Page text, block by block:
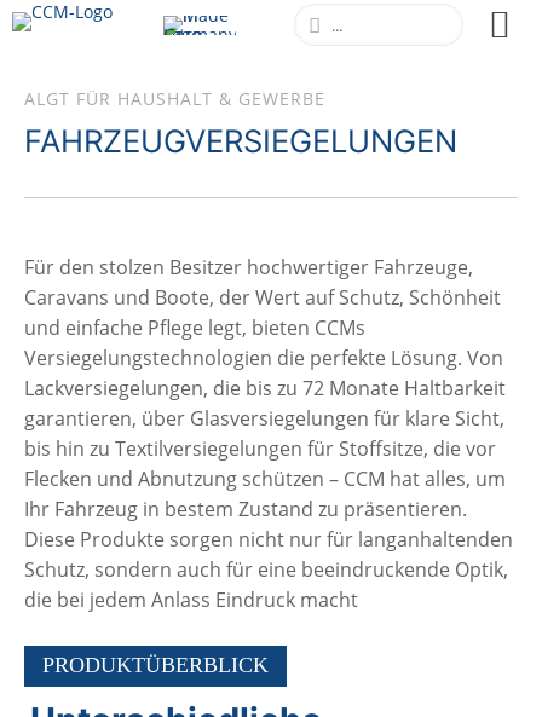
ALGT FÜR HAUSHALT & GEWERBE
FAHRZEUGVERSIEGELUNGEN
Für den stolzen Besitzer hochwertiger Fahrzeuge,
Caravans und Boote, der Wert auf Schutz, Schönheit
und einfache Pflege legt, bieten CCMs
Versiegelungstechnologien die perfekte Lösung. Von
Lackversiegelungen, die bis zu 72 Monate Haltbarkeit
garantieren, über Glasversiegelungen für klare Sicht,
bis hin zu Textilversiegelungen für Stoffsitze, die vor
Flecken und Abnutzung schützen – CCM hat alles, um
Ihr Fahrzeug in bestem Zustand zu präsentieren.
Diese Produkte sorgen nicht nur für langanhaltenden
Schutz, sondern auch für eine beeindruckende Optik,
die bei jedem Anlass Eindruck macht
PRODUKTÜBERBLICK